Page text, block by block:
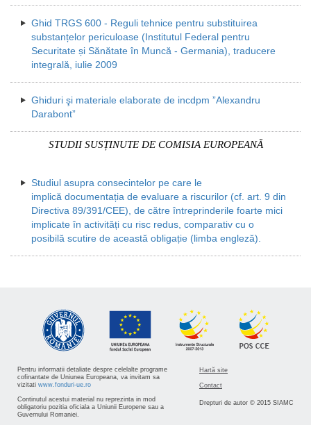
Ghid TRGS 600 - Reguli tehnice pentru substituirea
substanțelor periculoase (Institutul Federal pentru
Securitate și Sănătate în Muncă - Germania), traducere
integrală, iulie 2009
Ghiduri şi materiale elaborate de incdpm ”Alexandru
Darabont”
STUDII SUSȚINUTE DE COMISIA EUROPEANĂ
Studiul asupra consecintelor pe care le
implică documentația de evaluare a riscurilor (cf. art. 9 din
Directiva 89/391/CEE), de către întreprinderile foarte mici
implicate în activități cu risc redus, comparativ cu o
posibilă scutire de această obligație (limba engleză).
Pentru informatii detaliate despre celelalte programe
cofinantate de Uniunea Europeana, va invitam sa
vizitati www.fonduri-ue.ro
Continutul acestui material nu reprezinta in mod
obligatoriu pozitia oficiala a Uniunii Europene sau a
Guvernului Romaniei.
Hartă site
Contact
Drepturi de autor © 2015 SIAMC